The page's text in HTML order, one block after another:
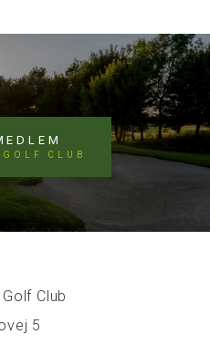
CLUB
Club
5